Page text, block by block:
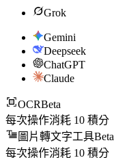
Grok
Gemini
Deepseek
ChatGPT
Claude
OCRBeta
每次操作消耗 10 積分
圖片轉文字工具Beta
每次操作消耗 10 積分